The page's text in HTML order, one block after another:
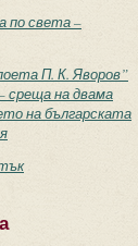
по света –
П. К. Яворов”
среща на двама
на българската